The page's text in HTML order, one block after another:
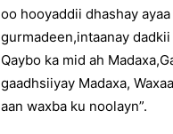
oo hooyaddii dhashay
gurmadeen,intaanay
Qaybo ka mid ah
gaadhsiiyay Madaxa,
aan waxba ku noolayn”.